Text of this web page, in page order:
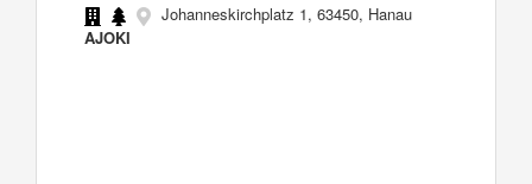
Johanneskirchplatz 1, 63450, Hanau
AJOKI